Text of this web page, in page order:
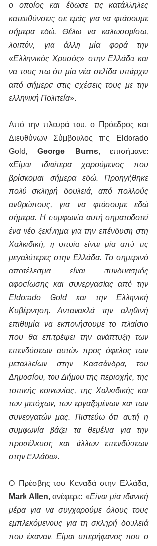
ο οποίος και έδωσε τις κατάλληλες
κατευθύνσεις σε εμάς για να φτάσουμε
σήμερα εδώ. Θέλω να καλωσορίσω,
λοιπόν, για άλλη μία φορά την
«Ελληνικός Χρυσός» στην Ελλάδα και
να τους πω ότι μία νέα σελίδα υπάρχει
από σήμερα στις σχέσεις τους με την
ελληνική Πολιτεία».
Από την πλευρά του, ο Πρόεδρος και
Διευθύνων Σύμβουλος της Eldorado
Gold, George Burns, επισήμανε:
«Είμαι ιδιαίτερα χαρούμενος που
βρίσκομαι σήμερα εδώ. Προηγήθηκε
πολύ σκληρή δουλειά, από πολλούς
ανθρώπους, για να φτάσουμε εδώ
σήμερα. Η συμφωνία αυτή σηματοδοτεί
ένα νέο ξεκίνημα για την επένδυση στη
Χαλκιδική, η οποία είναι μία από τις
μεγαλύτερες στην Ελλάδα. Το σημερινό
αποτέλεσμα είναι συνδυασμός
αφοσίωσης και συνεργασίας από την
Eldorado Gold και την Ελληνική
Κυβέρνηση. Αντανακλά την αληθινή
επιθυμία να εκπονήσουμε το πλαίσιο
που θα επιτρέψει την ανάπτυξη των
επενδύσεων αυτών προς όφελος των
μεταλλείων στην Κασσάνδρα, του
Δημοσίου, του Δήμου της περιοχής, της
τοπικής κοινωνίας, της Χαλκιδικής και
των μετόχων, των εργαζομένων και των
συνεργατών μας. Πιστεύω ότι αυτή η
συμφωνία βάζει τα θεμέλια για την
προσέλκυση και άλλων επενδύσεων
στην Ελλάδα».
Mark Allen, ανέφερε: «Είναι μία ιδανική
μέρα για να συγχαρούμε όλους τους
εμπλεκόμενους για τη σκληρή δουλειά
που έκαναν. Είμαι υπερήφανος που ο